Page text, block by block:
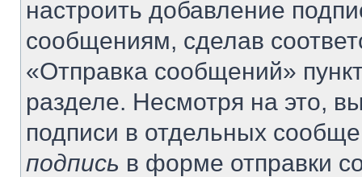
настроить добавление
сообщениям, сделав
«Отправка сообщений»
разделе. Несмотря на это,
подписи в отдельных
подпись в форме отправки